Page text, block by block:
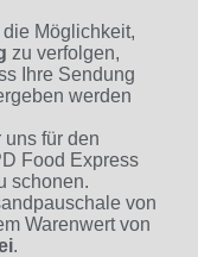
die Möglichkeit,
zu verfolgen,
Ihre Sendung
werden
uns für den
Food Express
schonen.
von
Warenwert von
.